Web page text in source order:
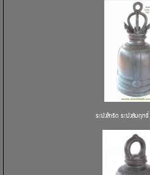
ระฆังสำริด ระฆังสัมฤทธิ์